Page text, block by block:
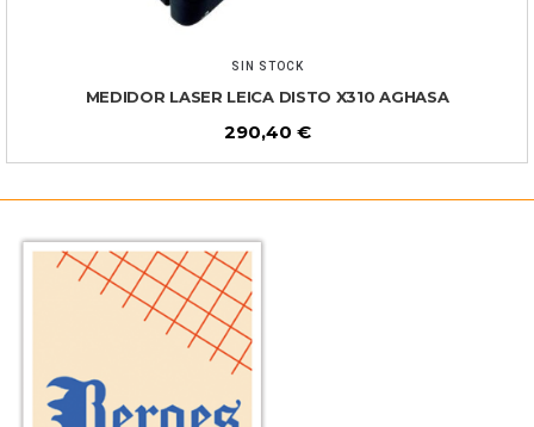
SIN STOCK
MEDIDOR LASER LEICA DISTO X310 AGHASA
290,40 €